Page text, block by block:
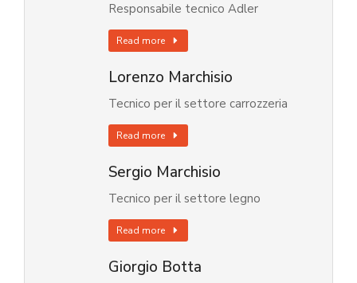
Responsabile tecnico Adler
Read more
Lorenzo Marchisio
Tecnico per il settore carrozzeria
Read more
Sergio Marchisio
Tecnico per il settore legno
Read more
Giorgio Botta